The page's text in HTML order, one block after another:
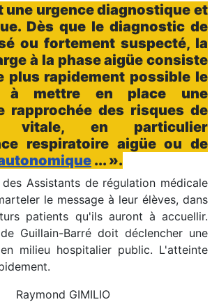
une urgence diagnostique et
Dès que le diagnostic de
ou fortement suspecté, la
à la phase aigüe consiste
plus rapidement possible le
à mettre en place une
rapprochée des risques de
vitale, en particulier
respiratoire aigüe ou de
... ».
Assistants de régulation médicale
le message à leur élèves, dans
patients qu'ils auront à accuellir.
Guillain-Barré doit déclencher une
milieu hospitalier public. L'atteinte
Raymond GIMILIO